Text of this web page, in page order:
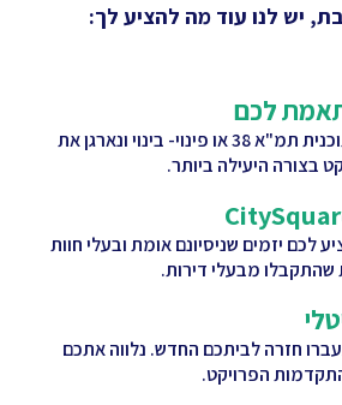
יש לנו עוד מה להציע לך:
לכם
נגבש איתכם תוכנית תמ"א 38 או פינוי- בינוי ונארגן את
בצורה היעילה ביותר.
לכם יזמים שניסיונם אומת ובעלי חוות
שהתקבלו מבעלי דירות.
חזרה לביתכם החדש. נלווה אתכם
הפרויקט.